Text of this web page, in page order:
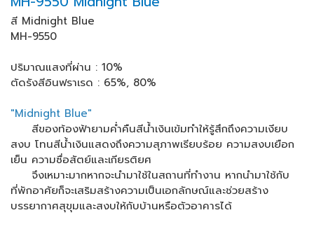
สี Midnight Blue
MH-9550
ปริมาณแสงที่ผ่าน : 10%
ตัดรังสีอินฟราเรด : 65%, 80%
"Midnight Blue"
สีของท้องฟ้ายามค่ำคืนสีน้ำเงินเข้มทำให้รู้สึกถึงความเงียบ
สงบ โทนสีน้ำเงินแสดงถึงความสุภาพเรียบร้อย ความสงบเยือก
เย็น ความซื่อสัตย์และเกียรติยศ
จึงเหมาะมากหากจะนำมาใช้ในสถานที่ทำงาน หากนำมาใช้กับ
ที่พักอาศัยก็จะเสริมสร้างความเป็นเอกลักษณ์และช่วยสร้าง
บรรยากาศสุขุมและสงบให้กับบ้านหรือตัวอาคารได้